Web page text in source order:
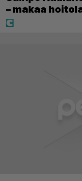
– makaa